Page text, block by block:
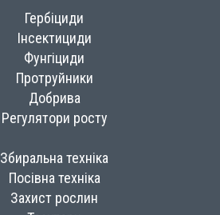
Гербіциди
Інсектициди
Фунгіциди
Протруйники
Добрива
Регулятори росту
Збиральна техніка
Посівна техніка
Захист рослин